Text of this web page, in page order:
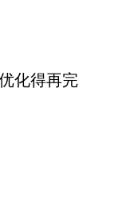
化得再完